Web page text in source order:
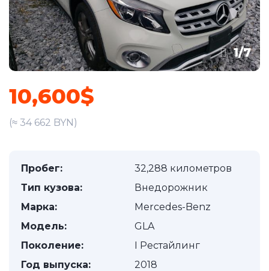
1/7
10,600$
(≈ 34 662 BYN)
Пробег:
32,288 километров
Тип кузова:
Внедорожник
Марка:
Mercedes-Benz
Модель:
GLA
Поколение:
I Рестайлинг
Год выпуска:
2018